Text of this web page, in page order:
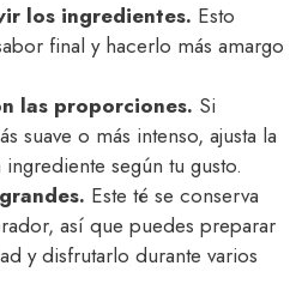
los ingredientes. Esto
final y hacerlo más amargo
las proporciones. Si
suave o más intenso, ajusta la
según tu gusto.
Este té se conserva
así que puedes preparar
y disfrutarlo durante varios